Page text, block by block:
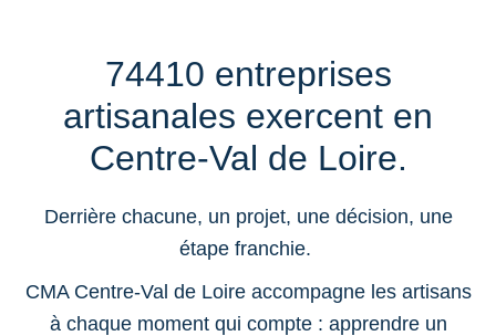
74410 entreprises
artisanales exercent en
Centre-Val de Loire.
Derrière chacune, un projet, une décision, une
étape franchie.
CMA Centre-Val de Loire accompagne les artisans
à chaque moment qui compte : apprendre un